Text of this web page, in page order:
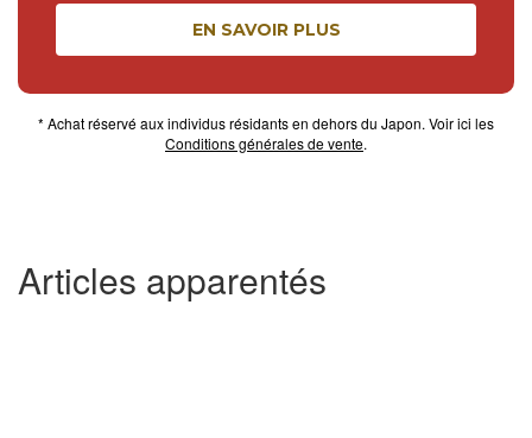
Articles apparentés
EN SAVOIR PLUS
* Achat réservé aux individus résidants en dehors du Japon. Voir ici les
Conditions générales de vente.